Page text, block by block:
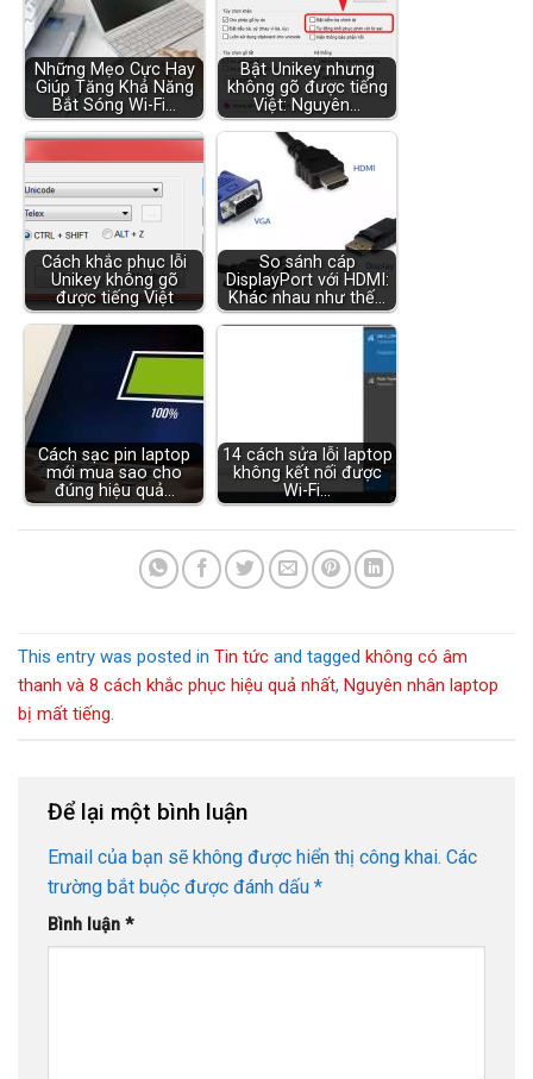
Những Mẹo Cực Hay
Giúp Tăng Khả Năng
Bắt Sóng Wi-Fi…
Bật Unikey nhưng
không gõ được tiếng
Việt: Nguyên…
Cách khắc phục lỗi
Unikey không gõ
được tiếng Việt
So sánh cáp
DisplayPort với HDMI:
Khác nhau như thế…
Cách sạc pin laptop
mới mua sao cho
đúng hiệu quả…
14 cách sửa lỗi laptop
không kết nối được
Wi-Fi…
This entry was posted in Tin tức and tagged không có âm
thanh và 8 cách khắc phục hiệu quả nhất, Nguyên nhân laptop
bị mất tiếng.
Để lại một bình luận
Email của bạn sẽ không được hiển thị công khai. Các
trường bắt buộc được đánh dấu *
Bình luận *